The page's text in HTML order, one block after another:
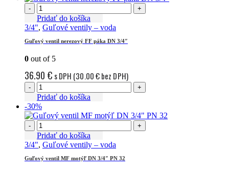
- +
Pridať do košíka
3/4", Guľové ventily – voda
Guľový ventil nerezový FF páka DN 3/4″
0 out of 5
36.90 € s DPH (30.00€bez DPH)
- +
Pridať do košíka
-30%
- +
Pridať do košíka
3/4", Guľové ventily – voda
Guľový ventil MF motýľ DN 3/4″ PN 32